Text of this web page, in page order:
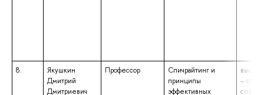
8.
Якушкин
Дмитрий
Дмитриевич
Профессор
Спичрайтинг и
принципы
эффективных
–